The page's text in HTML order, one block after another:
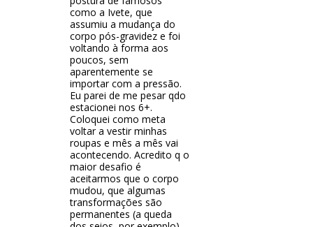
como a Ivete, que
assumiu a mudança do
corpo pós-gravidez e foi
voltando à forma aos
poucos, sem
aparentemente se
importar com a pressão.
Eu parei de me pesar qdo
estacionei nos 6+.
Coloquei como meta
voltar a vestir minhas
roupas e mês a mês vai
acontecendo. Acredito q o
maior desafio é
aceitarmos que o corpo
mudou, que algumas
transformações são
permanentes (a queda